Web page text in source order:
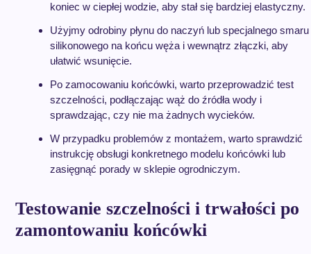
koniec w ciepłej wodzie, aby stał się bardziej elastyczny.
Użyjmy odrobiny płynu do naczyń lub specjalnego smaru
silikonowego na końcu węża i wewnątrz złączki, aby
ułatwić wsunięcie.
Po zamocowaniu końcówki, warto przeprowadzić test
szczelności, podłączając wąż do źródła wody i
sprawdzając, czy nie ma żadnych wycieków.
W przypadku problemów z montażem, warto sprawdzić
instrukcję obsługi konkretnego modelu końcówki lub
zasięgnąć porady w sklepie ogrodniczym.
Testowanie szczelności i trwałości po
zamontowaniu końcówki